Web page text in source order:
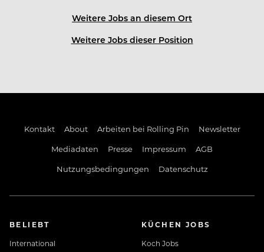
wöchentliche SPA-Abende
Firmenradl
Weitere Jobs an diesem Ort
Weitere Jobs dieser Position
Kontakt About Arbeiten bei Rolling Pin
Newsletter
Mediadaten
Presse Impressum
AGB
Nutzungsbedingungen
Datenschutz
BELIEBT
International
KÜCHEN JOBS
Koch Jobs